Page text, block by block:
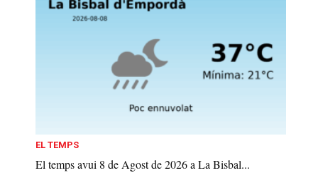
EL TEMPS
El temps avui 8 de Agost de 2026 a La Bisbal...